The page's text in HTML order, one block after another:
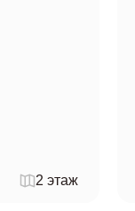
2 этаж